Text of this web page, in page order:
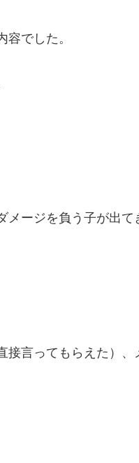
でした。
ージを負う子が出て
言ってもらえた）